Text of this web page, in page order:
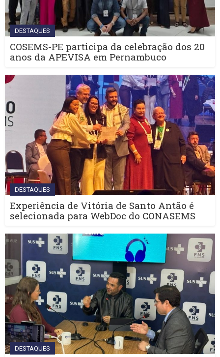
DESTAQUES
COSEMS-PE participa da celebração dos 20
anos da APEVISA em Pernambuco
DESTAQUES
Experiência de Vitória de Santo Antão é
selecionada para WebDoc do CONASEMS
DESTAQUES